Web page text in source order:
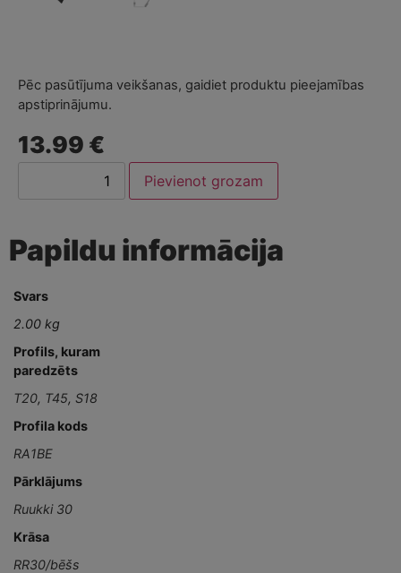
Pēc pasūtījuma veikšanas, gaidiet produktu pieejamības
apstiprinājumu.
13.99 €
Pievienot grozam
Papildu informācija
Svars
2.00 kg
Profils, kuram
paredzēts
T20, T45, S18
Profila kods
RA1BE
Pārklājums
Ruukki 30
Krāsa
RR30/bēšs